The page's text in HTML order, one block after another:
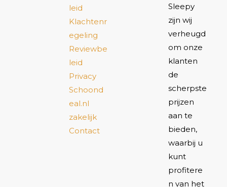
leid
Klachtenr
egeling
Reviewbe
leid
Privacy
Schoond
eal.nl
zakelijk
Contact
Sleepy
zijn wij
verheugd
om onze
klanten
de
scherpste
prijzen
aan te
bieden,
waarbij u
kunt
profitere
n van het